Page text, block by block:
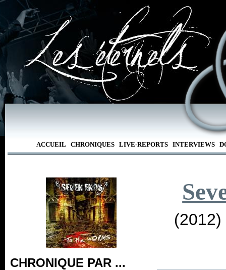
ACCUEIL CHRONIQUES LIVE-REPORTS INTERVIEWS
CHRONIQUE PAR ...